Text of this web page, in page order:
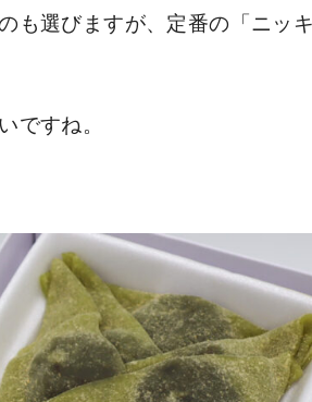
も選びますが、定番の「ニッ
すね。